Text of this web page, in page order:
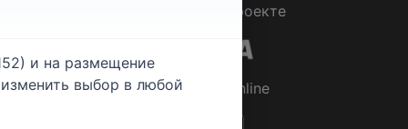
О проекте
© 2026Rabotniki.online
и на размещение
выбор в любой